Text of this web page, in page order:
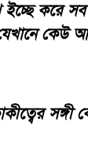
ইচ্ছে করে
কেউ
সঙ্গী